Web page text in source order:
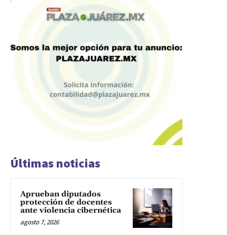
Últimas noticias
Aprueban diputados
protección de docentes
ante violencia cibernética
agosto 7, 2026